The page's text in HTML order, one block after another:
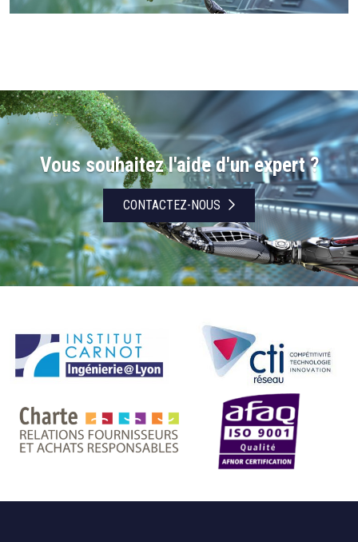
Vous souhaitez l'aide d'un expert ?
CONTACTEZ-NOUS